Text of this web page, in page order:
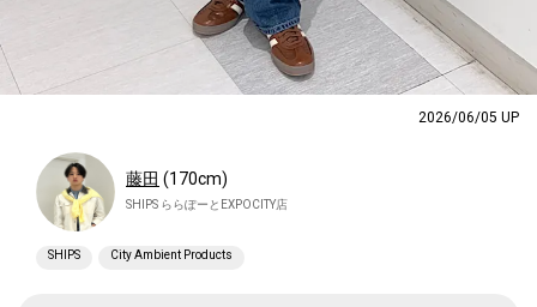
2026/06/05 UP
藤田 (170cm)
SHIPS ららぽーとEXPOCITY店
SHIPS City Ambient Products